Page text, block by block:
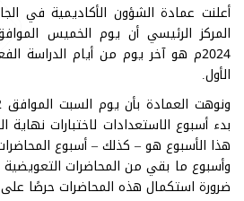
أعلنت عمادة الشؤون الأكاديمية في
2024م هو آخر يوم من أيام الدراسة
الأول.
بدء أسبوع الاستعدادات لاختبارات
هذا الأسبوع هو – كذلك – أسبوع
وأسبوع ما بقي من المحاضرات
ضرورة استكمال هذه المحاضرات حرصًا